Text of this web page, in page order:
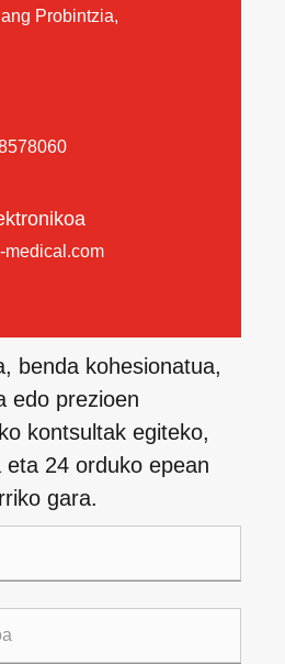
Probintzia,
medical.com
benda kohesionatua,
edo prezioen
kontsultak egiteko,
24 orduko epean
gara.